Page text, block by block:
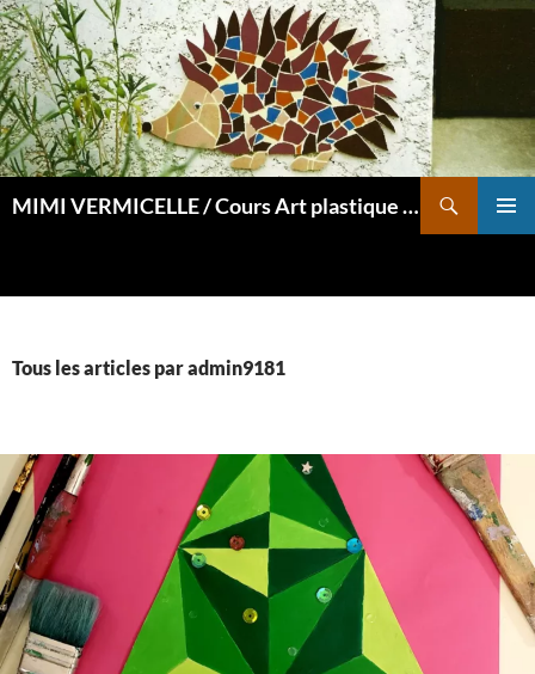
Aller
au
contenu
MIMI VERMICELLE / Cours Art plastique et mosaïque
Tous les articles par admin9181